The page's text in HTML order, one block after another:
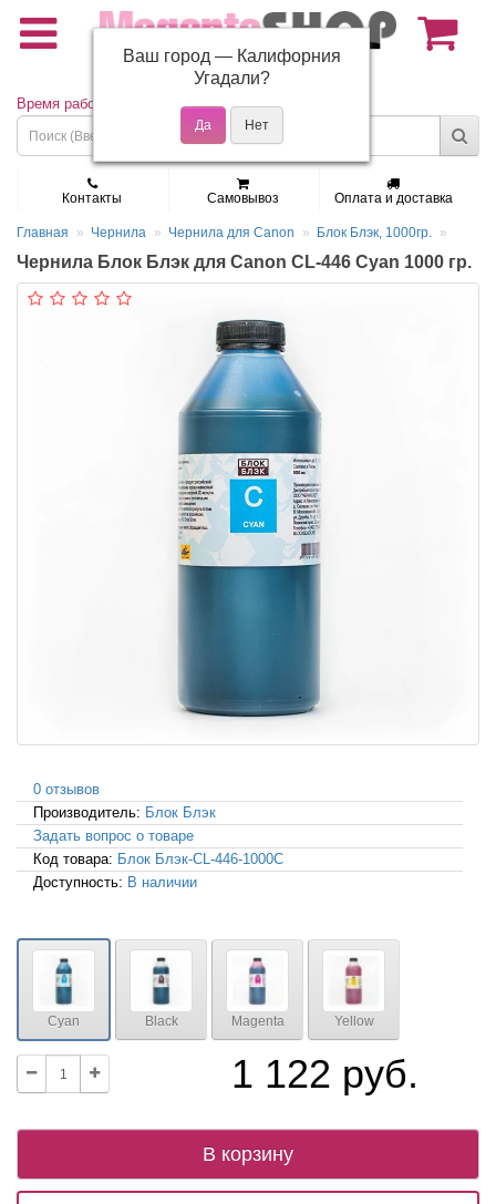
(495) 150-01-37
Время работы: Пн - Пт 9:30 - 19:00
Контакты Самовывоз Оплата и доставка
Главная Чернила Чернила для Canon Блок Блэк, 1000гр.
Чернила Блок Блэк для Canon CL-446 Cyan 1000 гр.
0 отзывов
Производитель: Блок Блэк
Задать вопрос о товаре
Код товара: Блок Блэк-CL-446-1000C
Доступность: В наличии
Cyan Black Magenta Yellow
1 122 руб.
В корзину
Ваш город — Калифорния
Угадали?